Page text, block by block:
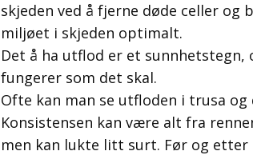
skjeden ved å fjerne døde celler
miljøet i skjeden optimalt.
Det å ha utflod er et
fungerer som det skal.
Ofte kan man se utfloden i trusa
Konsistensen kan være alt fra
men kan lukte litt surt. Før og